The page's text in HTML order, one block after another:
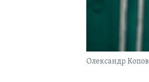
Олександр Копов